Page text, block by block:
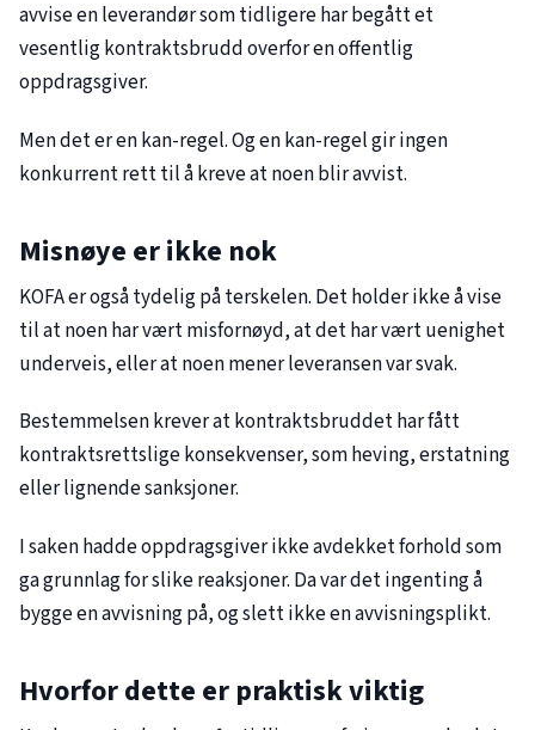
avvise en leverandør som tidligere har begått et
vesentlig kontraktsbrudd overfor en offentlig
oppdragsgiver.
Men det er en kan-regel. Og en kan-regel gir ingen
konkurrent rett til å kreve at noen blir avvist.
Misnøye er ikke nok
KOFA er også tydelig på terskelen. Det holder ikke å vise
til at noen har vært misfornøyd, at det har vært uenighet
underveis, eller at noen mener leveransen var svak.
Bestemmelsen krever at kontraktsbruddet har fått
kontraktsrettslige konsekvenser, som heving, erstatning
eller lignende sanksjoner.
I saken hadde oppdragsgiver ikke avdekket forhold som
ga grunnlag for slike reaksjoner. Da var det ingenting å
bygge en avvisning på, og slett ikke en avvisningsplikt.
Hvorfor dette er praktisk viktig